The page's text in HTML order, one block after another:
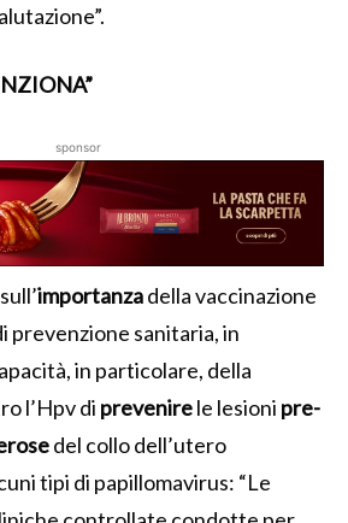
sponsor
importanzadella vaccinazione
prevenzione sanitaria, in
in particolare, della
l’Hpv di prevenirele lesioni pre-
del collo dell’utero
tipi di papillomavirus: “Le